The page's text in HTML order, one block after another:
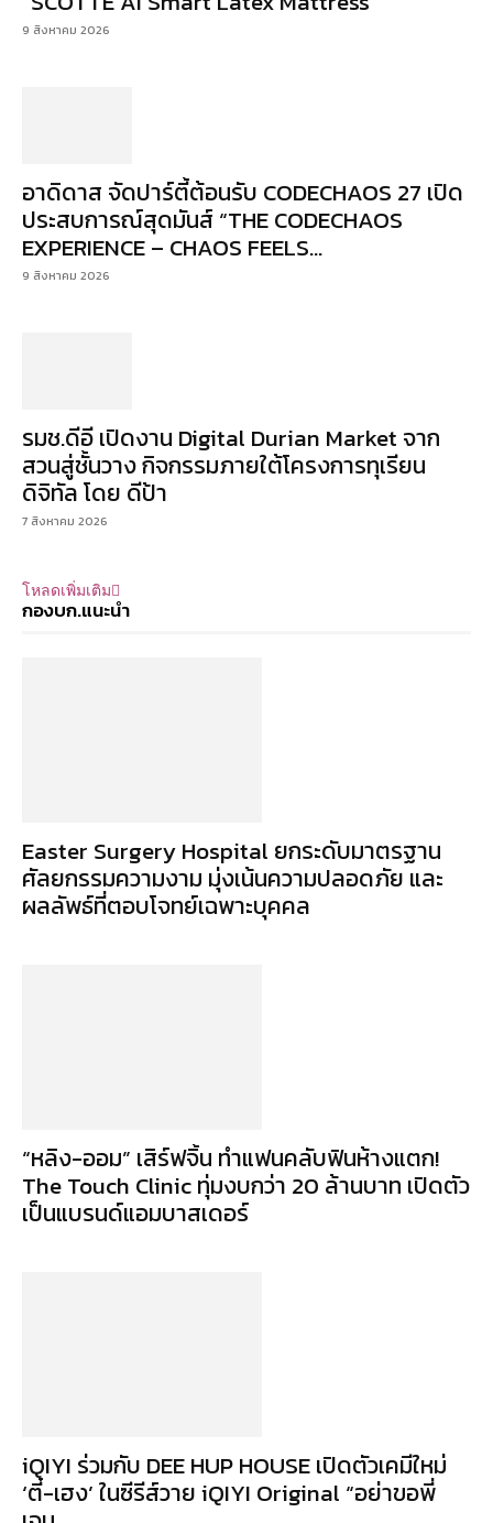
9 สิงหาคม 2026
อาดิดาส จัดปาร์ตี้ต้อนรับ CODECHAOS 27 เปิด
ประสบการณ์สุดมันส์ “THE CODECHAOS
EXPERIENCE – CHAOS FEELS...
9 สิงหาคม 2026
รมช.ดีอี เปิดงาน Digital Durian Market จาก
สวนสู่ชั้นวาง กิจกรรมภายใต้โครงการทุเรียน
ดิจิทัล โดย ดีป้า
7 สิงหาคม 2026
โหลดเพิ่มเติม
กองบก.แนะนำ
Easter Surgery Hospital ยกระดับมาตรฐาน
ศัลยกรรมความงาม มุ่งเน้นความปลอดภัย และ
ผลลัพธ์ที่ตอบโจทย์เฉพาะบุคคล
“หลิง-ออม” เสิร์ฟจิ้น ทำแฟนคลับฟินห้างแตก!
The Touch Clinic ทุ่มงบกว่า 20 ล้านบาท เปิดตัว
เป็นแบรนด์แอมบาสเดอร์
iQIYI ร่วมกับ DEE HUP HOUSE เปิดตัวเคมีใหม่
‘ตี๋-เฮง’ ในซีรีส์วาย iQIYI Original “อย่าขอพี่